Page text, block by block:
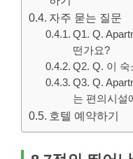
자주 묻는 질문
Q1. Q.
떤가요?
Q2. Q. 이
Q3. Q.
는 편의시설
호텔 예약하기